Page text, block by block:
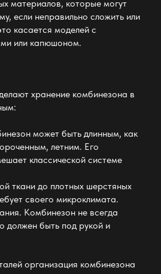
материалов, которые могут
если неправильно сложить или
касается моделей с
или капюшоном.
хранение комбинезона в
может быть длинным, как
летним. Его
классической системе
тканидо плотных шерстяных
своего микроклимата.
Комбинезон не всегда
должен быть под рукой и
организация комбинезона